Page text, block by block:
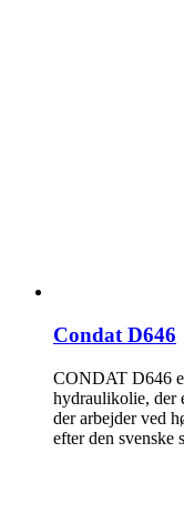
Condat D646
CONDAT D646
hydraulikolie, der
der arbejder ved
efter den svenske